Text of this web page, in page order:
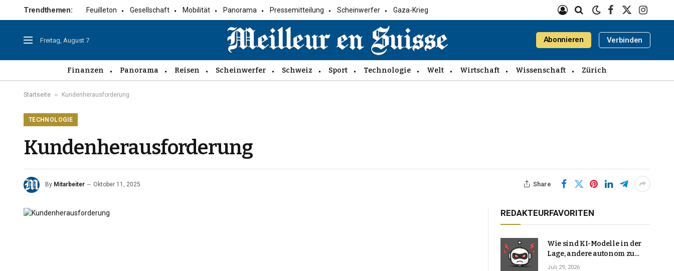
Trendthemen: Feuilleton Gesellschaft Mobilität Panorama Pressemitteilung Scheinwerfer Gaza-Krieg
Facebook
X
Freitag, August 7 Abonnieren Verbinden
Finanzen Panorama Reisen Scheinwerfer Schweiz Sport Technologie Welt Wirtschaft Wissenschaft Zürich
Startseite » Kundenherausforderung
TECHNOLOGIE
Kundenherausforderung
By Mitarbeiter Oktober 11, 2025 Share
REDAKTEURFAVORITEN
Wie sind KI-Modelle in der
Lage, andere autonom zu
hacken? | Technologie-News
Juli 29, 2026